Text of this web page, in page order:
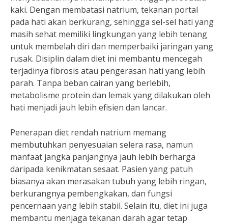
kaki. Dengan membatasi natrium, tekanan portal
pada hati akan berkurang, sehingga sel-sel hati yang
masih sehat memiliki lingkungan yang lebih tenang
untuk membelah diri dan memperbaiki jaringan yang
rusak. Disiplin dalam diet ini membantu mencegah
terjadinya fibrosis atau pengerasan hati yang lebih
parah. Tanpa beban cairan yang berlebih,
metabolisme protein dan lemak yang dilakukan oleh
hati menjadi jauh lebih efisien dan lancar.
Penerapan diet rendah natrium memang
membutuhkan penyesuaian selera rasa, namun
manfaat jangka panjangnya jauh lebih berharga
daripada kenikmatan sesaat. Pasien yang patuh
biasanya akan merasakan tubuh yang lebih ringan,
berkurangnya pembengkakan, dan fungsi
pencernaan yang lebih stabil. Selain itu, diet ini juga
membantu menjaga tekanan darah agar tetap